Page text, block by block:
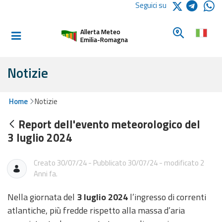
Informati e
Bollettini
Allerte e
Bollettini
Meteo
Allerte e
Bollettini
Monitoraggio
Seguici su
Allerta Meteo
Emilia-Romagna
Cerca un
Notizie
Home Notizie
Report dell'evento meteorologico del
3 luglio 2024
Creato 30/07/24 - Pubblicato 30/07/24 - modificato 2
Anni fa.
Nella giornata del 3 luglio 2024l’ingresso di correnti
atlantiche, più fredde rispetto alla massa d’aria